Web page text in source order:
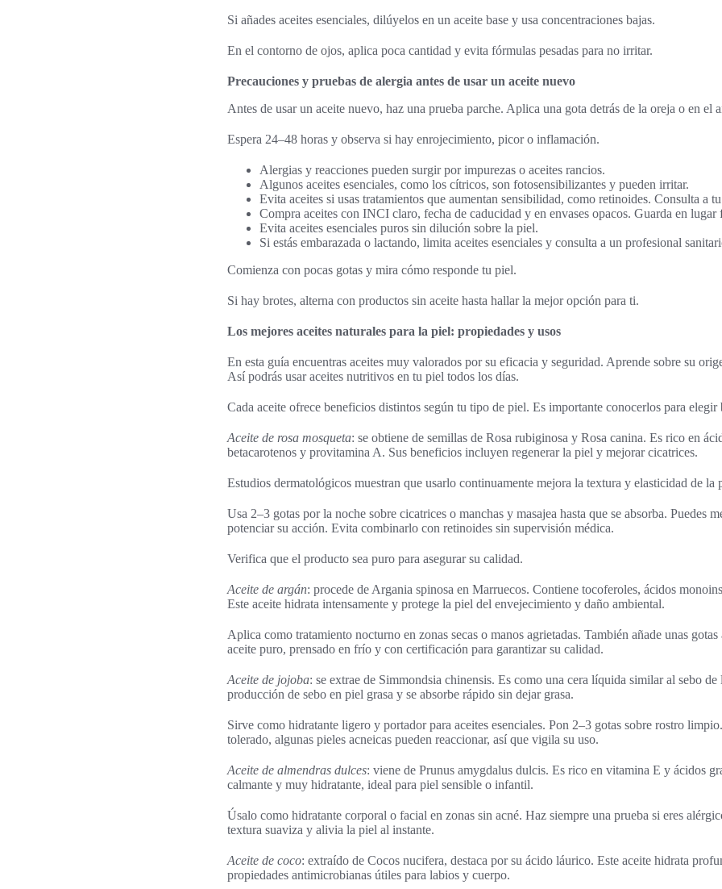
Si añades aceites esenciales, dilúyelos en un aceite base y usa concentraciones bajas.
En el contorno de ojos, aplica poca cantidad y evita fórmulas pesadas para no irritar.
Precauciones y pruebas de alergia antes de usar un aceite nuevo
Antes de usar un aceite nuevo, haz una prueba parche. Aplica una gota detrás de la oreja o en el
Espera 24–48 horas y observa si hay enrojecimiento, picor o inflamación.
Alergias y reacciones pueden surgir por impurezas o aceites rancios.
Algunos aceites esenciales, como los cítricos, son fotosensibilizantes y pueden irritar.
Evita aceites si usas tratamientos que aumentan sensibilidad, como retinoides. Consulta a
Compra aceites con INCI claro, fecha de caducidad y en envases opacos. Guarda en lugar
Evita aceites esenciales puros sin dilución sobre la piel.
Si estás embarazada o lactando, limita aceites esenciales y consulta a un profesional
Comienza con pocas gotas y mira cómo responde tu piel.
Si hay brotes, alterna con productos sin aceite hasta hallar la mejor opción para ti.
Los mejores aceites naturales para la piel: propiedades y usos
En esta guía encuentras aceites muy valorados por su eficacia y seguridad. Aprende sobre su
Así podrás usar aceites nutritivos en tu piel todos los días.
Cada aceite ofrece beneficios distintos según tu tipo de piel. Es importante conocerlos para elegir
Aceite de rosa mosqueta: se obtiene de semillas de Rosa rubiginosa y Rosa canina. Es rico en
betacarotenos y provitamina A. Sus beneficios incluyen regenerar la piel y mejorar cicatrices.
Estudios dermatológicos muestran que usarlo continuamente mejora la textura y elasticidad de la
Usa 2–3 gotas por la noche sobre cicatrices o manchas y masajea hasta que se absorba. Puedes
potenciar su acción. Evita combinarlo con retinoides sin supervisión médica.
Verifica que el producto sea puro para asegurar su calidad.
Aceite de argán: procede de Argania spinosa en Marruecos. Contiene tocoferoles, ácidos
Este aceite hidrata intensamente y protege la piel del envejecimiento y daño ambiental.
Aplica como tratamiento nocturno en zonas secas o manos agrietadas. También añade unas
aceite puro, prensado en frío y con certificación para garantizar su calidad.
Aceite de jojoba: se extrae de Simmondsia chinensis. Es como una cera líquida similar al sebo
producción de sebo en piel grasa y se absorbe rápido sin dejar grasa.
Sirve como hidratante ligero y portador para aceites esenciales. Pon 2–3 gotas sobre rostro
tolerado, algunas pieles acneicas pueden reaccionar, así que vigila su uso.
Aceite de almendras dulces: viene de Prunus amygdalus dulcis. Es rico en vitamina E y ácidos
calmante y muy hidratante, ideal para piel sensible o infantil.
Úsalo como hidratante corporal o facial en zonas sin acné. Haz siempre una prueba si eres
textura suaviza y alivia la piel al instante.
Aceite de coco: extraído de Cocos nucifera, destaca por su ácido láurico. Este aceite hidrata
propiedades antimicrobianas útiles para labios y cuerpo.